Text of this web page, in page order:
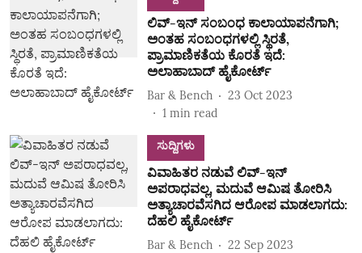
ಲಿವ್-ಇನ್ ಸಂಬಂಧ ಕಾಲಾಯಾಪನೆಗಾಗಿ;
ಅಂತಹ ಸಂಬಂಧಗಳಲ್ಲಿ ಸ್ಥಿರತೆ,
ಪ್ರಾಮಾಣಿಕತೆಯ ಕೊರತೆ ಇದೆ:
ಅಲಾಹಾಬಾದ್ ಹೈಕೋರ್ಟ್
Bar & Bench
23 Oct 2023
1 min read
ಸುದ್ದಿಗಳು
ವಿವಾಹಿತರ ನಡುವೆ ಲಿವ್‌-ಇನ್‌
ಅಪರಾಧವಲ್ಲ, ಮದುವೆ ಆಮಿಷ ತೋರಿಸಿ
ಅತ್ಯಾಚಾರವೆಸಗಿದ ಆರೋಪ ಮಾಡಲಾಗದು:
ದೆಹಲಿ ಹೈಕೋರ್ಟ್‌
Bar & Bench
22 Sep 2023